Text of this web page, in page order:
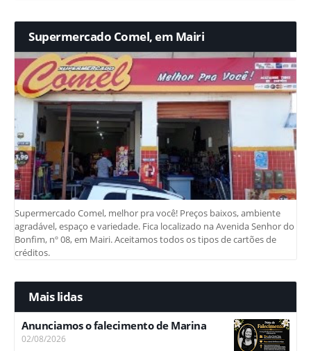
Supermercado Comel, em Mairi
Supermercado Comel, melhor pra você! Preços baixos, ambiente
agradável, espaço e variedade. Fica localizado na Avenida Senhor do
Bonfim, nº 08, em Mairi. Aceitamos todos os tipos de cartões de
créditos.
Mais lidas
Anunciamos o falecimento de Marina
02/08/2026